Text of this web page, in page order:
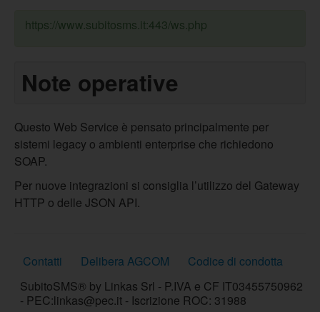
https://www.subitosms.it:443/ws.php
Note operative
Questo Web Service è pensato principalmente per
sistemi legacy o ambienti enterprise che richiedono
SOAP.
Per nuove integrazioni si consiglia l’utilizzo del Gateway
HTTP o delle JSON API.
Contatti Delibera AGCOM
Codice di condotta
SubitoSMS® by Linkas Srl - P.IVA e CF IT03455750962
- PEC:linkas@pec.it - Iscrizione ROC: 31988